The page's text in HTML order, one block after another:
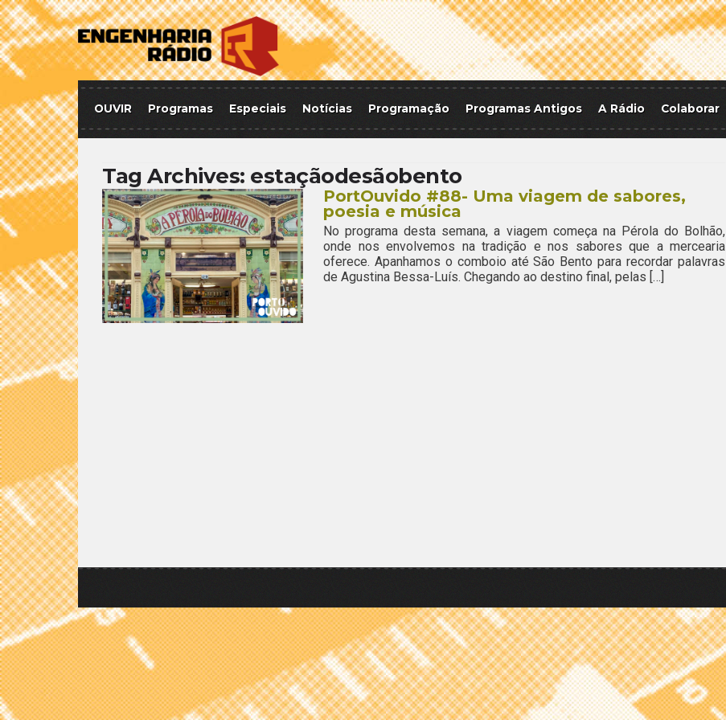
OUVIR Programas Especiais Notícias Programação Programas Antigos A Rádio Colaborar
Tag Archives: estaçãodesãobento
PortOuvido #88- Uma viagem de sabores,
poesia e música
No programa desta semana, a viagem começa na Pérola do Bolhão,
onde nos envolvemos na tradição e nos sabores que a mercearia
oferece. Apanhamos o comboio até São Bento para recordar palavras
de Agustina Bessa-Luís. Chegando ao destino final, pelas […]